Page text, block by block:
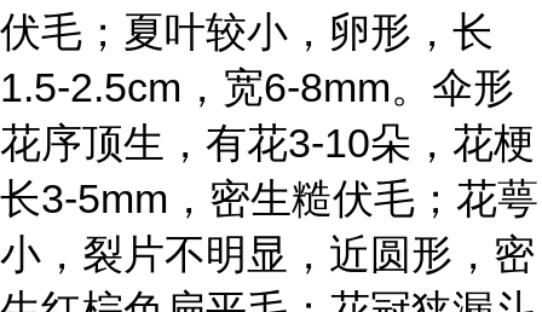
伏毛；夏叶较小，卵形，长
1.5-2.5cm，宽6-8mm。伞形
花序顶生，有花3-10朵，花梗
长3-5mm，密生糙伏毛；花萼
小，裂片不明显，近圆形，密